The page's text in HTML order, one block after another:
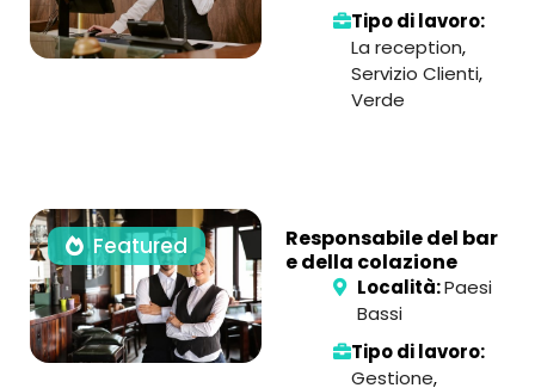
Tipo di lavoro:
La reception,
Servizio Clienti,
Verde
Featured
Responsabile del bar
e della colazione
Località:Paesi
Bassi
Tipo di lavoro:
Gestione,